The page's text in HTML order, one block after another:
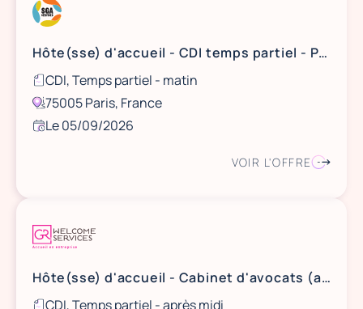
Hôte(sse) d'accueil - CDI temps partiel - Paris 5
CDI, Temps partiel - matin
75005 Paris, France
Le 05/09/2026
VOIR L'OFFRE
Hôte(sse) d'accueil - Cabinet d'avocats (après-midis) (H/F)
CDI, Temps partiel - après midi